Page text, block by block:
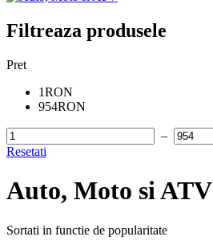
Filtreaza produsele
Pret
1RON
954RON
–
Resetati
Auto, Moto si ATV
Sortati in functie de popularitate